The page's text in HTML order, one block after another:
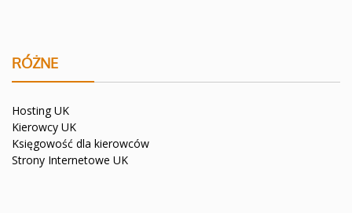
RÓŻNE
Hosting UK
Kierowcy UK
Księgowość dla kierowców
Strony Internetowe UK